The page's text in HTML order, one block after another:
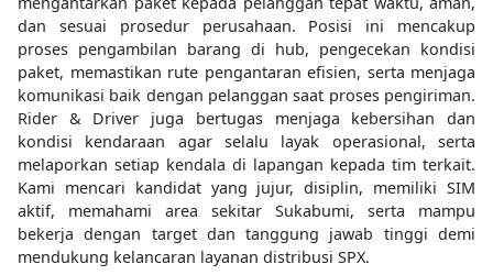
dan sesuai prosedur perusahaan. Posisi ini mencakup
proses pengambilan barang di hub, pengecekan kondisi
paket, memastikan rute pengantaran efisien, serta menjaga
komunikasi baik dengan pelanggan saat proses pengiriman.
Rider & Driver juga bertugas menjaga kebersihan dan
kondisi kendaraan agar selalu layak operasional, serta
melaporkan setiap kendala di lapangan kepada tim terkait.
Kami mencari kandidat yang jujur, disiplin, memiliki SIM
aktif, memahami area sekitar Sukabumi, serta mampu
bekerja dengan target dan tanggung jawab tinggi demi
mendukung kelancaran layanan distribusi SPX.